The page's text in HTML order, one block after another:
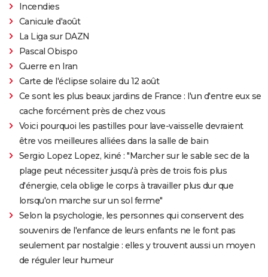
Incendies
Canicule d'août
La Liga sur DAZN
Pascal Obispo
Guerre en Iran
Carte de l'éclipse solaire du 12 août
Ce sont les plus beaux jardins de France : l'un d'entre eux se
cache forcément près de chez vous
Voici pourquoi les pastilles pour lave-vaisselle devraient
être vos meilleures alliées dans la salle de bain
Sergio Lopez Lopez, kiné : "Marcher sur le sable sec de la
plage peut nécessiter jusqu'à près de trois fois plus
d'énergie, cela oblige le corps à travailler plus dur que
lorsqu'on marche sur un sol ferme"
Selon la psychologie, les personnes qui conservent des
souvenirs de l'enfance de leurs enfants ne le font pas
seulement par nostalgie : elles y trouvent aussi un moyen
de réguler leur humeur